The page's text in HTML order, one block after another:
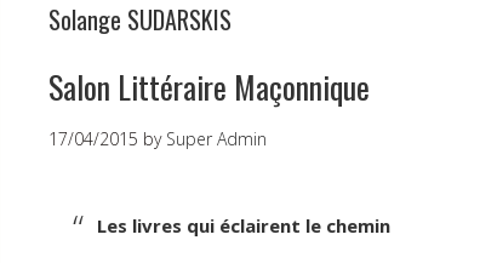
Solange SUDARSKIS
Salon Littéraire Maçonnique
17/04/2015 by Super Admin
Les livres qui éclairent le chemin